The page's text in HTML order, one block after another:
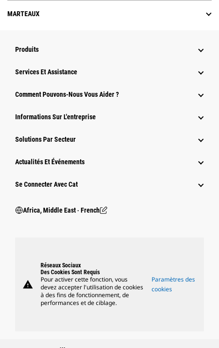
MARTEAUX
Produits
Services Et Assistance
Comment Pouvons-Nous Vous Aider ?
Informations Sur L'entreprise
Solutions Par Secteur
Actualités Et Événements
Se Connecter Avec Cat
Africa, Middle East ‧ French
warning
Réseaux Sociaux
Des Cookies Sont Requis
Pour activer cette fonction, vous
devez accepter l'utilisation de cookies
à des fins de fonctionnement, de
performances et de ciblage.
Paramètres des
cookies